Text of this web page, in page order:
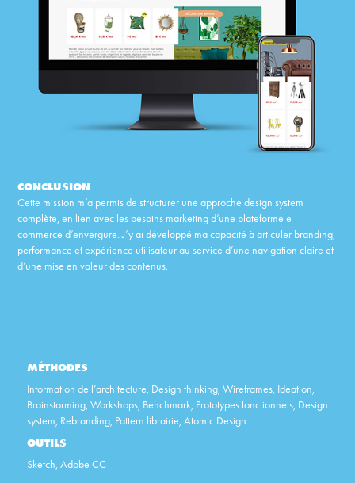
CONCLUSION
Cette mission m’a permis de structurer une approche design system
complète, en lien avec les besoins marketing d’une plateforme e-
commerce d’envergure. J’y ai développé ma capacité à articuler branding,
performance et expérience utilisateur au service d’une navigation claire et
d’une mise en valeur des contenus.
MÉTHODES
Information de l’architecture, Design thinking, Wireframes, Ideation,
Brainstorming, Workshops, Benchmark, Prototypes fonctionnels, Design
system, Rebranding, Pattern librairie, Atomic Design
OUTILS
Sketch, Adobe CC